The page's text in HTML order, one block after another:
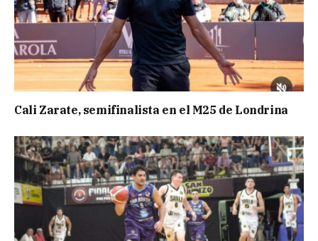
Cali Zarate, semifinalista en el M25 de Londrina